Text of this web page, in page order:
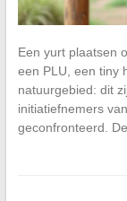
Een yurt plaatsen
een PLU, een tiny
natuurgebied: dit
initiatiefnemers
geconfronteerd.